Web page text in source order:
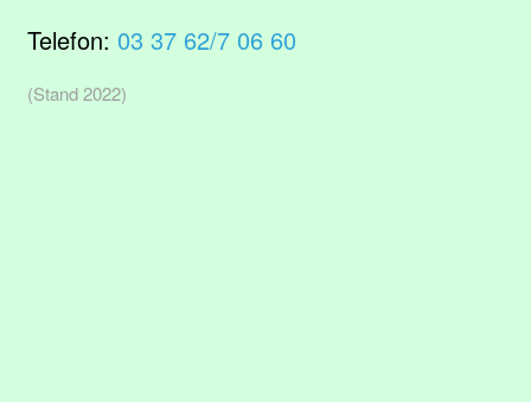
Telefon: 03 37 62/7 06 60
(Stand 2022)